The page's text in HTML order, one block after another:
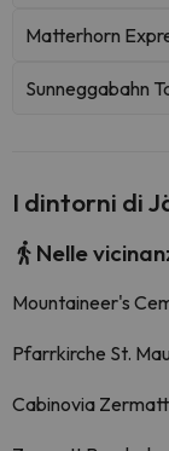
Matterhorn
Sunneggabahn
I dintorni di
Nelle
Mountaineer's
Pfarrkirche St.
Cabinovia